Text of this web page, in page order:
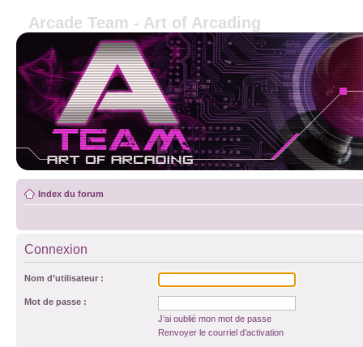
Arcade Team - Art of Arcading
Index du forum
Connexion
Nom d’utilisateur :
Mot de passe :
J’ai oublié mon mot de passe
Renvoyer le courriel d’activation